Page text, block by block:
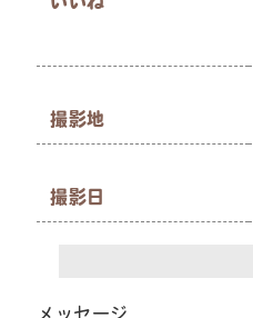
撮影地
撮影日
メッセージ